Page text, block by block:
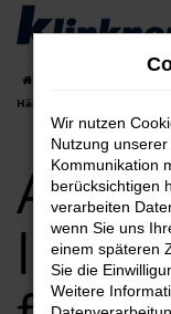
Zum
springen
Audi
Händler
Audi
Wir nutzen
Nutzung
Kommunikation
berücksichtigen
verarbeiten
wenn Sie uns
einem späteren
Sie die
Weitere